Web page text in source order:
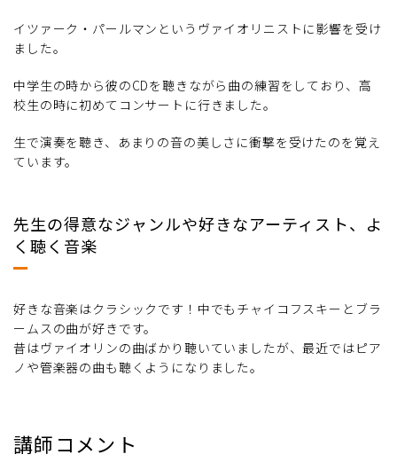
イツァーク・パールマンというヴァイオリニストに影響を受け
ました。
中学生の時から彼のCDを聴きながら曲の練習をしており、高
校生の時に初めてコンサートに行きました。
生で演奏を聴き、あまりの音の美しさに衝撃を受けたのを覚え
ています。
先生の得意なジャンルや好きなアーティスト、よ
く聴く音楽
好きな音楽はクラシックです！中でもチャイコフスキーとブラ
ームスの曲が好きです。
昔はヴァイオリンの曲ばかり聴いていましたが、最近ではピア
ノや管楽器の曲も聴くようになりました。
講師コメント